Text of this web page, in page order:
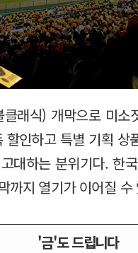
래식) 개막으로 미
인하고 특별 기획 상
대하는 분위기다. 한
까지 열기가 이어질
'금'도 드립니다